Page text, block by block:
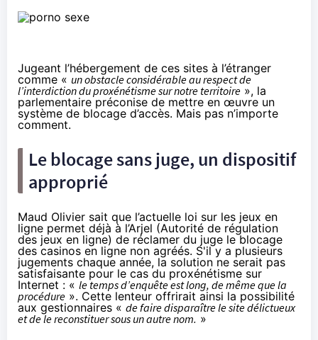
Jugeant l’hébergement de ces sites à l’étranger
comme « un obstacle considérable au respect de
l’interdiction du proxénétisme sur notre territoire », la
parlementaire préconise de mettre en œuvre un
système de blocage d’accès. Mais pas n’importe
comment.
Le blocage sans juge, un dispositif
approprié
Maud Olivier sait que l’actuelle loi sur les jeux en
ligne permet déjà à l’Arjel (Autorité de régulation
des jeux en ligne) de réclamer du juge le blocage
des casinos en ligne non agréés. S'il y a plusieurs
jugements chaque année, la solution ne serait pas
satisfaisante pour le cas du proxénétisme sur
Internet : « le temps d’enquête est long, de même que la
procédure ». Cette lenteur offrirait ainsi la possibilité
aux gestionnaires « de faire disparaître le site délictueux
et de le reconstituer sous un autre nom. »